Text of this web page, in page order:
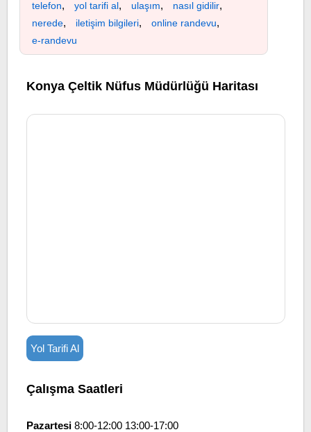
telefon, yol tarifi al, ulaşım, nasıl gidilir,
nerede, iletişim bilgileri, online randevu,
e-randevu
Konya Çeltik Nüfus Müdürlüğü Haritası
Yol Tarifi Al
Çalışma Saatleri
Pazartesi8:00-12:00 13:00-17:00